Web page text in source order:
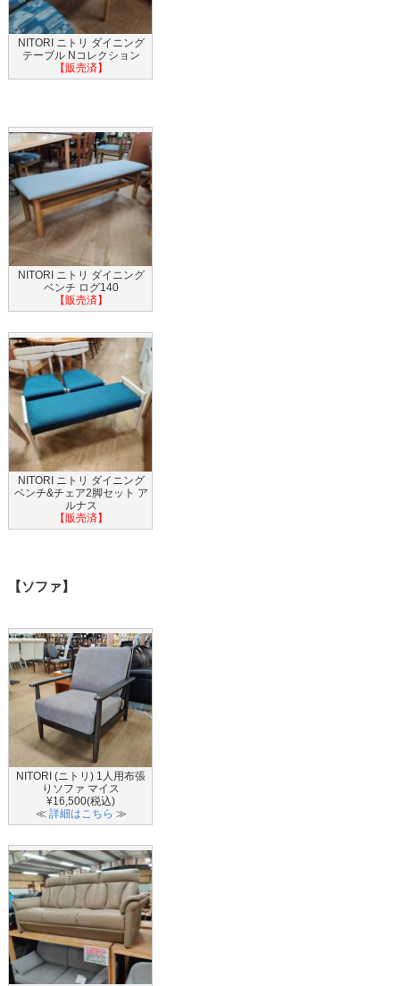
NITORI ニトリ ダイニング
テーブル Nコレクション
【販売済】
NITORI ニトリ ダイニング
ベンチ ログ140
【販売済】
NITORI ニトリ ダイニング
ベンチ&チェア2脚セット ア
ルナス
【販売済】
【ソファ】
NITORI (ニトリ) 1人用布張
りソファ マイス
¥16,500(税込)
≪ 詳細はこちら ≫